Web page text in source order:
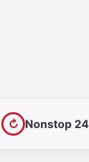
↻ Nonstop